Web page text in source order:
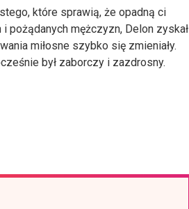
które sprawią, że opadną ci
pożądanych mężczyzn, Delon zyskał
miłosne szybko się zmieniały.
był zaborczy i zazdrosny.